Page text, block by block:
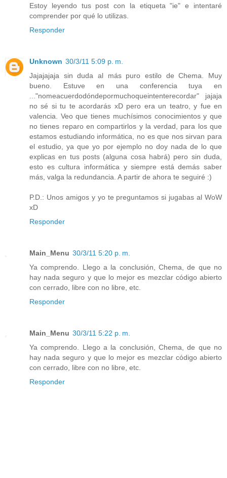
Estoy leyendo tus post con la etiqueta "ie" e intentaré
comprender por qué lo utilizas.
Responder
Unknown 30/3/11 5:09 p. m.
Jajajajaja sin duda al más puro estilo de Chema. Muy
bueno. Estuve en una conferencia tuya en
..."nomeacuerdodóndepormuchoqueintenterecordar" jajaja
no sé si tu te acordarás xD pero era un teatro, y fue en
valencia. Veo que tienes muchísimos conocimientos y que
no tienes reparo en compartirlos y la verdad, para los que
estamos estudiando informática, no es que nos sirvan para
el estudio, ya que yo por ejemplo no doy nada de lo que
explicas en tus posts (alguna cosa habrá) pero sin duda,
esto es cultura informática y siempre está demás saber
más, valga la redundancia. A partir de ahora te seguiré :)
P.D.: Unos amigos y yo te preguntamos si jugabas al WoW
xD
Responder
Main_Menu 30/3/11 5:20 p. m.
Ya comprendo. Llego a la conclusión, Chema, de que no
hay nada seguro y que lo mejor es mezclar código abierto
con cerrado, libre con no libre, etc.
Responder
Main_Menu 30/3/11 5:22 p. m.
Ya comprendo. Llego a la conclusión, Chema, de que no
hay nada seguro y que lo mejor es mezclar código abierto
con cerrado, libre con no libre, etc.
Responder